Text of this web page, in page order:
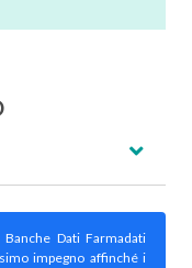
Dati Farmadati
impegno affinché i